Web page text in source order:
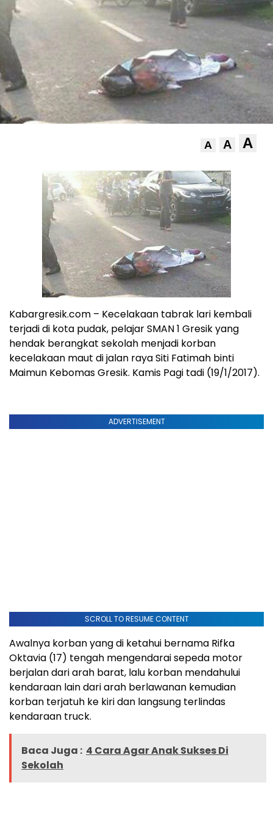
A A A
Kabargresik.com – Kecelakaan tabrak lari kembali
terjadi di kota pudak, pelajar SMAN 1 Gresik yang
hendak berangkat sekolah menjadi korban
kecelakaan maut di jalan raya Siti Fatimah binti
Maimun Kebomas Gresik. Kamis Pagi tadi (19/1/2017).
ADVERTISEMENT
SCROLL TO RESUME CONTENT
Awalnya korban yang di ketahui bernama Rifka
Oktavia (17) tengah mengendarai sepeda motor
berjalan dari arah barat, lalu korban mendahului
kendaraan lain dari arah berlawanan kemudian
korban terjatuh ke kiri dan langsung terlindas
kendaraan truck.
Baca Juga : 4 Cara Agar Anak Sukses Di
Sekolah